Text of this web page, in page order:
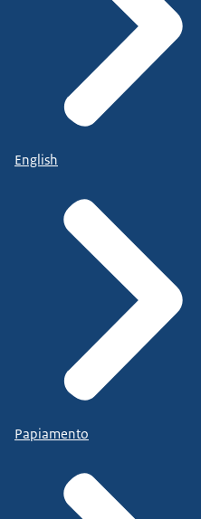
English
Papiamento